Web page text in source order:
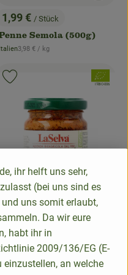
, Preis:
1,99 € / Stück
Semola (500g)
, Herkunft:
Italien, Referenzpreis:
3,98 € / kg
zum Warenkorb hinzufügen
, Preis:
3,75 €/ Stück
, Verband:
, Kontrollstelle:
IT-BIO-006
Produkt zu Favouriten hinzufügen
ihr helft uns sehr,
(bei uns sind es
uns somit erlaubt,
Da wir eure
habt ihr in
2009/136/EG (E-
an welche